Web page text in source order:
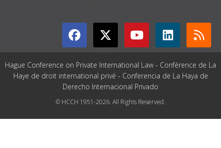
Hague Conference on Private International Law - Conférence de La
Haye de droit international privé - Conferencia de La Haya de
Derecho Internacional Privado
© HCCH 1951-2026. All Rights Reserved.